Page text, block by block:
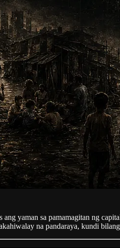
yaman sa pamamagitan ng
na pandaraya, kundi